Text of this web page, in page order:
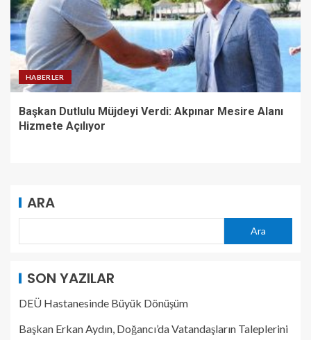
HABERLER
Başkan Dutlulu Müjdeyi Verdi: Akpınar Mesire Alanı
Hizmete Açılıyor
ARA
Ara
SON YAZILAR
DEÜ Hastanesinde Büyük Dönüşüm
Başkan Erkan Aydın, Doğancı’da Vatandaşların Taleplerini